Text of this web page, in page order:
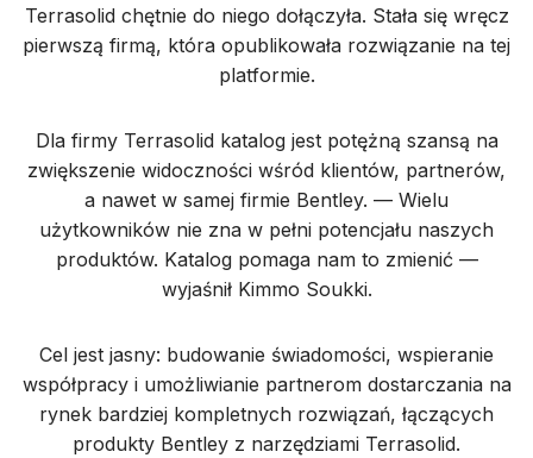
Terrasolid chętnie do niego dołączyła. Stała się wręcz
pierwszą firmą, która opublikowała rozwiązanie na tej
platformie.
Dla firmy Terrasolid katalog jest potężną szansą na
zwiększenie widoczności wśród klientów, partnerów,
a nawet w samej firmie Bentley. — Wielu
użytkowników nie zna w pełni potencjału naszych
produktów. Katalog pomaga nam to zmienić —
wyjaśnił Kimmo Soukki.
Cel jest jasny: budowanie świadomości, wspieranie
współpracy i umożliwianie partnerom dostarczania na
rynek bardziej kompletnych rozwiązań, łączących
produkty Bentley z narzędziami Terrasolid.